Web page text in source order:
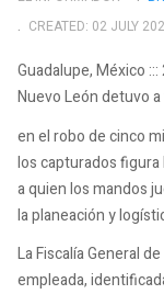
CREATED: 02 JULY
Guadalupe, México
Nuevo León detuvo
en el robo de cinco
los capturados figura
a quien los mandos
la planeación y
La Fiscalía General
empleada,